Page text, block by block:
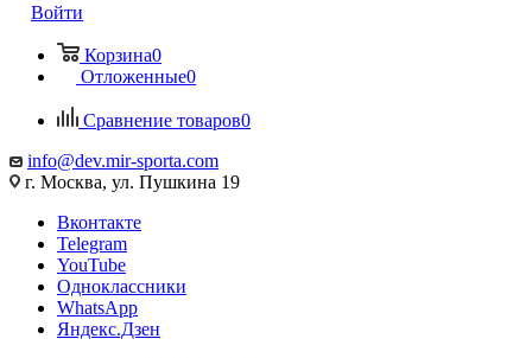
Войти
Корзина0
Отложенные0
Сравнение товаров0
info@dev.mir-sporta.com
г. Москва, ул. Пушкина 19
Вконтакте
Telegram
YouTube
Одноклассники
WhatsApp
Яндекс.Дзен